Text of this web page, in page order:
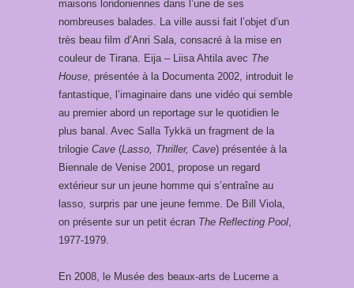
maisons londoniennes dans l’une de ses
nombreuses balades. La ville aussi fait l’objet d’un
très beau film d’Anri Sala, consacré à la mise en
couleur de Tirana. Eija – Liisa Ahtila avec The
House, présentée à la Documenta 2002, introduit le
fantastique, l’imaginaire dans une vidéo qui semble
au premier abord un reportage sur le quotidien le
plus banal. Avec Salla Tykkä un fragment de la
trilogie Cave (Lasso, Thriller, Cave) présentée à la
Biennale de Venise 2001, propose un regard
extérieur sur un jeune homme qui s’entraîne au
lasso, surpris par une jeune femme. De Bill Viola,
on présente sur un petit écran The Reflecting Pool,
1977-1979.
En 2008, le Musée des beaux-arts de Lucerne a